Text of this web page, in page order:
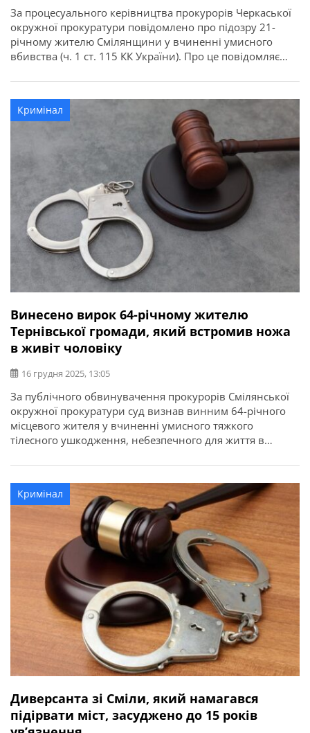
За процесуального керівництва прокурорів Черкаської
окружної прокуратури повідомлено про підозру 21-
річному жителю Смілянщини у вчиненні умисного
вбивства (ч. 1 ст. 115 КК України). Про це повідомляє
ніч на 11 грудня 2025 року, близько 4-ї години,
підозрюваний перебував на території ринку в одному з
районів Черкас. Після зауваження з […]
Кримінал
Винесено вирок 64-річному жителю
Тернівської громади, який встромив ножа
в живіт чоловіку
16 грудня 2025, 13:05
За публічного обвинувачення прокурорів Смілянської
окружної прокуратури суд визнав винним 64-річного
місцевого жителя у вчиненні умисного тяжкого
тілесного ушкодження, небезпечного для життя в
повідомляє Черкаська обласна прокуратура. Судом
встановлено, що вночі 24 грудня 2024 року,
перебуваючи у своєму помешканні, обвинувачений під
час раптової сварки на […]
Кримінал
Диверсанта зі Сміли, який намагався
підірвати міст, засуджено до 15 років